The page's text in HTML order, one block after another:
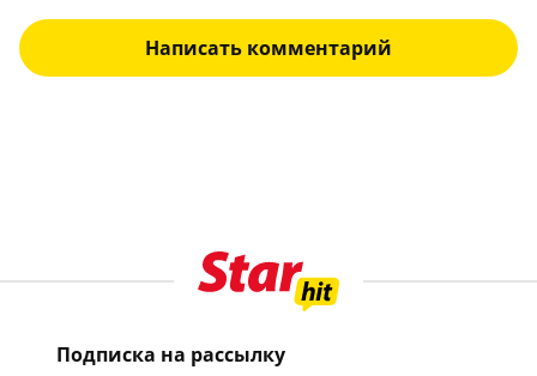
Написать комментарий
Подписка на рассылку